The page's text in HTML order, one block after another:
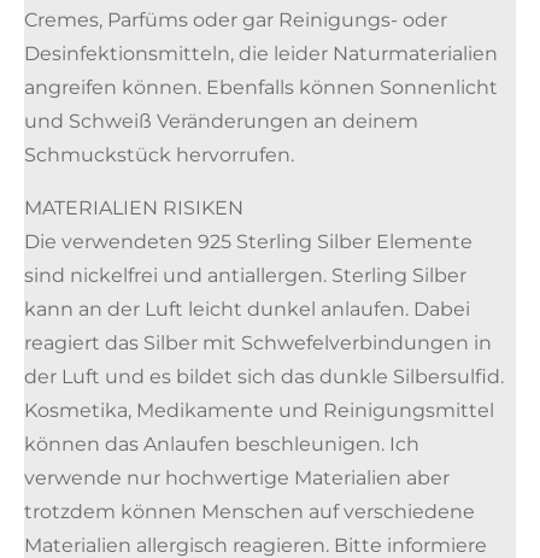
Cremes, Parfüms oder gar Reinigungs- oder
Desinfektionsmitteln, die leider Naturmaterialien
angreifen können. Ebenfalls können Sonnenlicht
und Schweiß Veränderungen an deinem
Schmuckstück hervorrufen.
MATERIALIEN RISIKEN
Die verwendeten 925 Sterling Silber Elemente
sind nickelfrei und antiallergen. Sterling Silber
kann an der Luft leicht dunkel anlaufen. Dabei
reagiert das Silber mit Schwefelverbindungen in
der Luft und es bildet sich das dunkle Silbersulfid.
Kosmetika, Medikamente und Reinigungsmittel
können das Anlaufen beschleunigen. Ich
verwende nur hochwertige Materialien aber
trotzdem können Menschen auf verschiedene
Materialien allergisch reagieren. Bitte informiere